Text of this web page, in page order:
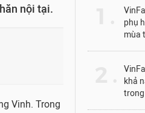
nội tại.
Vinh. Trong
phụ
mùa
khả